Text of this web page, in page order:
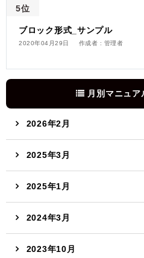
5位
ブロック形式_サンプル
2020年04月29日 作成者 : 管理者
月別マニュ
2026年2月
2025年3月
2025年1月
2024年3月
2023年10月